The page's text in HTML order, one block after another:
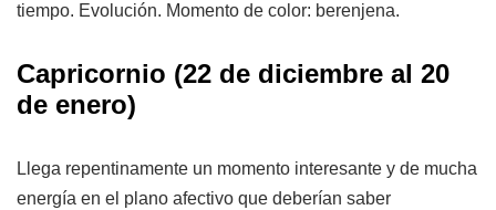
tiempo. Evolución. Momento de color: berenjena.
Capricornio (22 de diciembre al 20
de enero)
Llega repentinamente un momento interesante y de mucha
energía en el plano afectivo que deberían saber